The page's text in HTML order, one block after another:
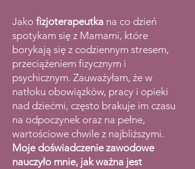
Jako fizjoterapeutka na co dzień
spotykam się z Mamami, które
borykają się z codziennym stresem,
przeciążeniem fizycznym i
psychicznym. Zauważyłam, że w
natłoku obowiązków, pracy i opieki
nad dziećmi, często brakuje im czasu
na odpoczynek oraz na pełne,
wartościowe chwile z najbliższymi.
Moje doświadczenie zawodowe
nauczyło mnie, jak ważna jest